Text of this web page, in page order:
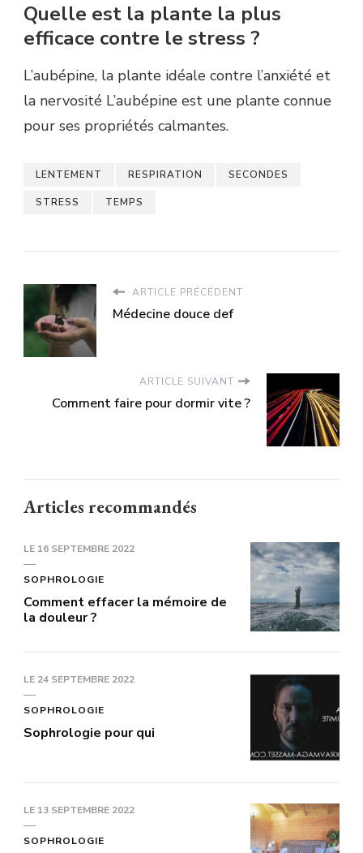
Quelle est la plante la plus
efficace contre le stress ?
L’aubépine, la plante idéale contre l’anxiété et
la nervosité L’aubépine est une plante connue
pour ses propriétés calmantes.
LENTEMENT RESPIRATION SECONDES
STRESS TEMPS
ARTICLE PRÉCÉDENT
Médecine douce def
ARTICLE SUIVANT
Comment faire pour dormir vite ?
Articles recommandés
LE 16 SEPTEMBRE 2022
SOPHROLOGIE
Comment effacer la mémoire de
la douleur ?
LE 24 SEPTEMBRE 2022
SOPHROLOGIE
Sophrologie pour qui
LE 13 SEPTEMBRE 2022
SOPHROLOGIE